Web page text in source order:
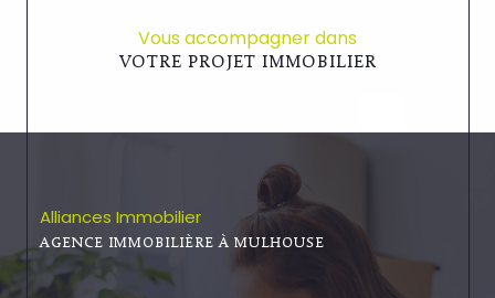
Vous accompagner dans
VOTRE PROJET IMMOBILIER
Alliances Immobilier
AGENCE IMMOBILIÈRE À MULHOUSE